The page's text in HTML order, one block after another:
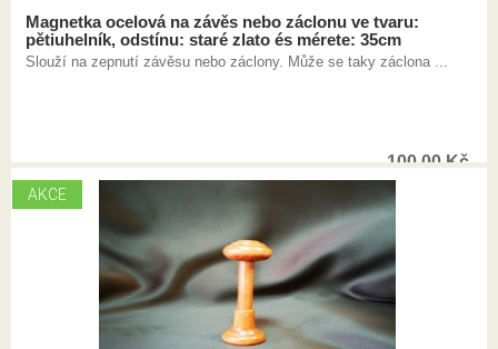
Magnetka ocelová na závěs nebo záclonu ve tvaru:
pětiuhelník, odstínu: staré zlato és mérete: 35cm
Slouží na zepnutí závěsu nebo záclony. Může se taky záclona ...
100,00Kč
AKCE